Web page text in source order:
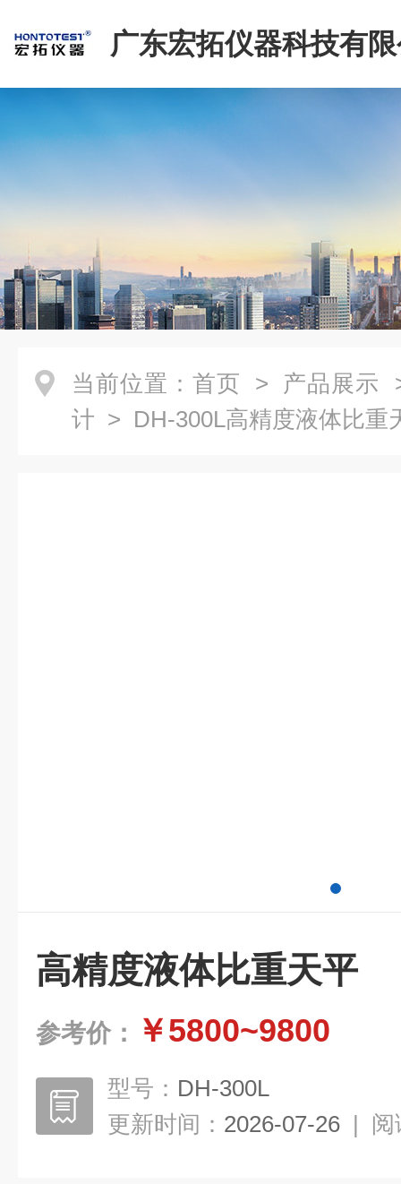
广东宏拓仪器科技有
当前位置： 首页 > 产品展示
计 > DH-300L高精度液体比重
高精度液体比重天平
参考价： ￥5800~9800
型号： DH-300L
更新时间： 2026-07-26 | 阅